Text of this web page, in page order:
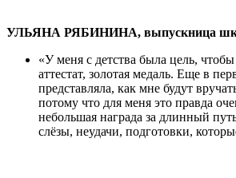
УЛЬЯНА РЯБИНИНА, выпускница
«У меня с детства была цель,
аттестат, золотая медаль. Еще в
представляла, как мне будут
потому что для меня это правда
небольшая награда за длинный
слёзы, неудачи, подготовки,